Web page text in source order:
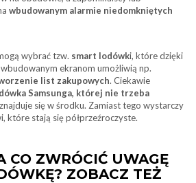
wbudowanym alarmie niedomkniętych
wybrać tzw. smart lodówki, które dzięki
ekranom umożliwią np.
list zakupowych. Ciekawie
Samsunga, której nie trzeba
się w środku. Zamiast tego wystarczy
które stają się półprzeźroczyste.
CO ZWRÓCIĆ UWAGĘ
ZOBACZ TEŻ